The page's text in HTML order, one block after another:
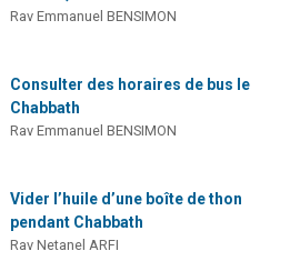
Rav Emmanuel BENSIMON
Consulter des horaires de bus le
Chabbath
Rav Emmanuel BENSIMON
Vider l’huile d’une boîte de thon
pendant Chabbath
Rav Netanel ARFI